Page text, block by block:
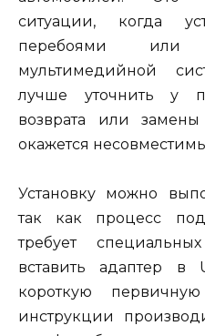
ситуации, когда
перебоями или
мультимедийной
лучше уточнить у
возврата или
окажется
Установку можно
так как процесс
требует
вставить адаптер в
короткую
инструкции